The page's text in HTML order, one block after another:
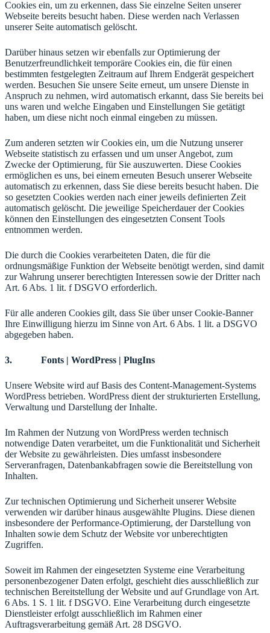
Cookies ein, um zu erkennen, dass Sie einzelne Seiten unserer
Webseite bereits besucht haben. Diese werden nach Verlassen
unserer Seite automatisch gelöscht.
Darüber hinaus setzen wir ebenfalls zur Optimierung der
Benutzerfreundlichkeit temporäre Cookies ein, die für einen
bestimmten festgelegten Zeitraum auf Ihrem Endgerät gespeichert
werden. Besuchen Sie unsere Seite erneut, um unsere Dienste in
Anspruch zu nehmen, wird automatisch erkannt, dass Sie bereits bei
uns waren und welche Eingaben und Einstellungen Sie getätigt
haben, um diese nicht noch einmal eingeben zu müssen.
Zum anderen setzten wir Cookies ein, um die Nutzung unserer
Webseite statistisch zu erfassen und um unser Angebot, zum
Zwecke der Optimierung, für Sie auszuwerten. Diese Cookies
ermöglichen es uns, bei einem erneuten Besuch unserer Webseite
automatisch zu erkennen, dass Sie diese bereits besucht haben. Die
so gesetzten Cookies werden nach einer jeweils definierten Zeit
automatisch gelöscht. Die jeweilige Speicherdauer der Cookies
können den Einstellungen des eingesetzten Consent Tools
entnommen werden.
Die durch die Cookies verarbeiteten Daten, die für die
ordnungsmäßige Funktion der Webseite benötigt werden, sind damit
zur Wahrung unserer berechtigten Interessen sowie der Dritter nach
Art. 6 Abs. 1 lit. f DSGVO erforderlich.
Für alle anderen Cookies gilt, dass Sie über unser Cookie-Banner
Ihre Einwilligung hierzu im Sinne von Art. 6 Abs. 1 lit. a DSGVO
abgegeben haben.
3. Fonts | WordPress | PlugIns
Unsere Website wird auf Basis des Content-Management-Systems
WordPress betrieben. WordPress dient der strukturierten Erstellung,
Verwaltung und Darstellung der Inhalte.
Im Rahmen der Nutzung von WordPress werden technisch
notwendige Daten verarbeitet, um die Funktionalität und Sicherheit
der Website zu gewährleisten. Dies umfasst insbesondere
Serveranfragen, Datenbankabfragen sowie die Bereitstellung von
Inhalten.
Zur technischen Optimierung und Sicherheit unserer Website
verwenden wir darüber hinaus ausgewählte Plugins. Diese dienen
insbesondere der Performance-Optimierung, der Darstellung von
Inhalten sowie dem Schutz der Website vor unberechtigten
Zugriffen.
Soweit im Rahmen der eingesetzten Systeme eine Verarbeitung
personenbezogener Daten erfolgt, geschieht dies ausschließlich zur
technischen Bereitstellung der Website und auf Grundlage von Art.
6 Abs. 1 S. 1 lit. f DSGVO. Eine Verarbeitung durch eingesetzte
Dienstleister erfolgt ausschließlich im Rahmen einer
Auftragsverarbeitung gemäß Art. 28 DSGVO.